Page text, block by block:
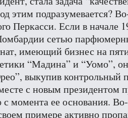
этим подразумевается?
Перкасси. Если в начале
сетью
имеющий бизнес на
“Мадина” и “Уомо”,
выкупив контрольный
с новым президентом
с момента ее основания.
примере активно